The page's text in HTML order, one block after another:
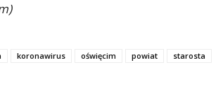
koronawirus oświęcim powiat starosta